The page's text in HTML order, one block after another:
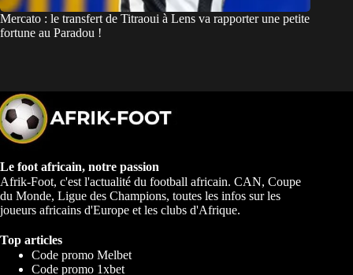
Mercato : le transfert de Titraoui à Lens va rapporter une petite
fortune au Paradou !
Le foot africain, notre passion
Afrik-Foot, c'est l'actualité du football africain. CAN, Coupe
du Monde, Ligue des Champions, toutes les infos sur les
joueurs africains d'Europe et les clubs d'Afrique.
Top articles
Code promo Melbet
Code promo 1xbet